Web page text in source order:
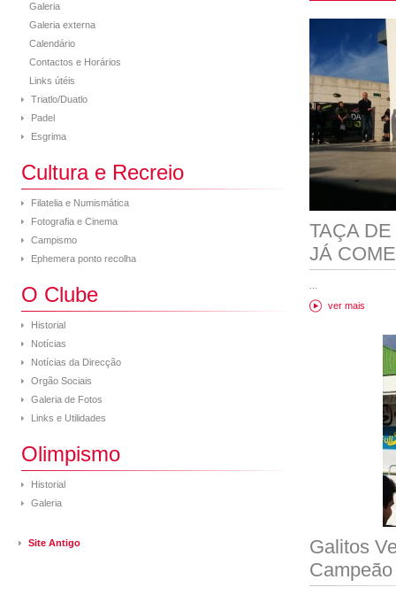
Galeria
Galeria externa
Calendário
Contactos e Horários
Links útéis
Triatlo/Duatlo
Padel
Esgrima
Cultura e Recreio
Filatelia e Numismática
Fotografia e Cinema
Campismo
Ephemera ponto recolha
O Clube
Historial
Notícias
Notícias da Direcção
Orgão Sociais
Galeria de Fotos
Links e Utilidades
Olimpismo
Historial
Galeria
Site Antigo
TAÇA
JÁ
ver mais
Galitos
Campeão